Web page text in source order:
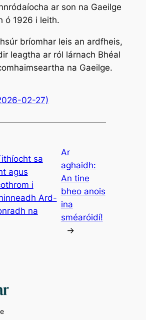
ar son na Gaeilge
ó 1926 i leith.
bríomhar leis an ardfheis,
leagtha ar ról lárnach Bhéal
na Gaeilge.
02-27)
sa
agus
i
Ard-
na
Ar
aghaidh:
An tine
bheo anois
ina
sméaróidí!
→